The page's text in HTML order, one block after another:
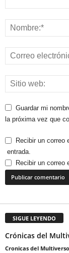
Guardar mi
la próxima vez que
Recibir un correo
entrada.
Recibir un correo
SIGUE LEYENDO
Crónicas del
Cronicas del Multiverso